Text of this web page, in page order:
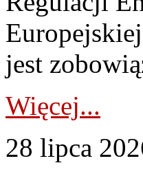
jest
Więcej...
28 lipca